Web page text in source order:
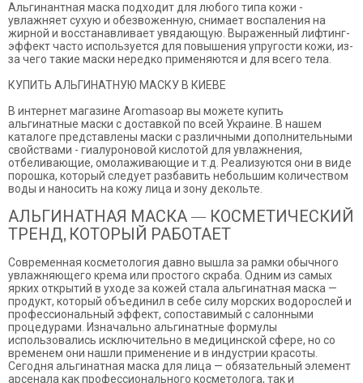
Альгинантная маска подходит для любого типа кожи -
увлажняет сухую и обезвоженную, снимает воспаления на
жирной и восстанавливает увядающую. Выраженный лифтинг-
эффект часто используется для повышения упругости кожи, из-
за чего такие маски нередко применяются и для всего тела.
КУПИТЬ АЛЬГИНАТНУЮ МАСКУ В КИЕВЕ
В интернет магазине Aromasoap вы можете купить
альгинатные маски с доставкой по всей Украине. В нашем
каталоге представлены маски с различными дополнительными
свойствами - гиалуроновой кислотой для увлажнения,
отбеливающие, омолаживающие и т.д. Реализуются они в виде
порошка, который следует разбавить небольшим количеством
воды и наносить на кожу лица и зону декольте.
АЛЬГИНАТНАЯ МАСКА — КОСМЕТИЧЕСКИЙ
ТРЕНД, КОТОРЫЙ РАБОТАЕТ
Современная косметология давно вышла за рамки обычного
увлажняющего крема или простого скраба. Одним из самых
ярких открытий в уходе за кожей стала альгинатная маска —
продукт, который объединил в себе силу морских водорослей и
профессиональный эффект, сопоставимый с салонными
процедурами. Изначально альгинатные формулы
использовались исключительно в медицинской сфере, но со
временем они нашли применение и в индустрии красоты.
Сегодня альгинатная маска для лица — обязательный элемент
арсенала как профессионального косметолога, так и